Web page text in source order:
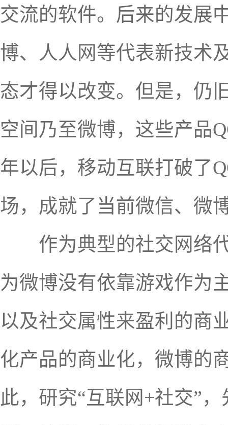
交流的软件。后来的发展
博、人人网等代表新技术
态才得以改变。但是，仍
空间乃至微博，这些产品
年以后，移动互联打破了
场，成就了当前微信、微
作为典型的社交网络代
为微博没有依靠游戏作为
以及社交属性来盈利的商
化产品的商业化，微博的
此，研究“互联网+社交”